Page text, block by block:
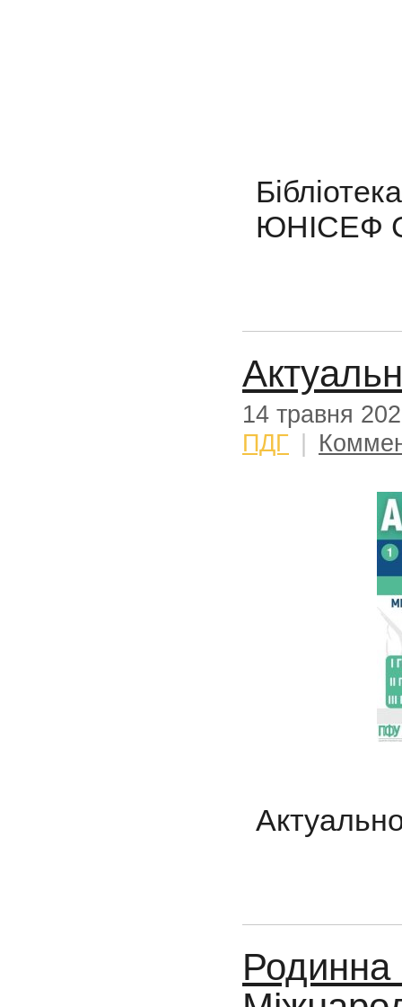
ЮНІСЕФ
14 травня
ПДГ
Родинна